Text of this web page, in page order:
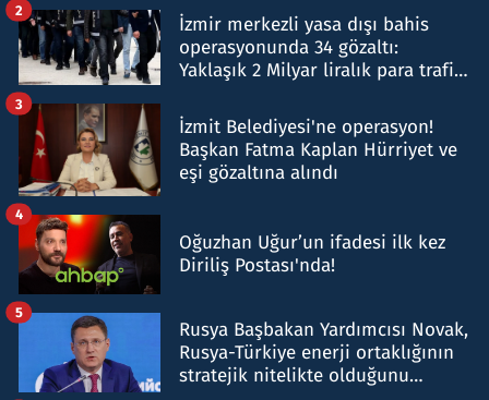
İzmir merkezli yasa dışı bahis
operasyonunda 34 gözaltı:
Yaklaşık 2 Milyar liralık para trafiği
2
İzmit Belediyesi'ne operasyon!
Başkan Fatma Kaplan Hürriyet ve
eşi gözaltına alındı
3
Oğuzhan Uğur’un ifadesi ilk kez
Diriliş Postası'nda!
4
Rusya Başbakan Yardımcısı Novak,
Rusya-Türkiye enerji ortaklığının
stratejik nitelikte olduğunu
5